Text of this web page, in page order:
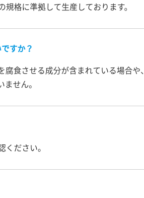
格に準拠して生産しております。
すか？
食させる成分が含まれている場合や
せん。
ください。